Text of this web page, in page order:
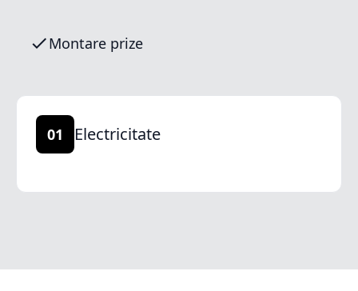
Montare prize
01 Electricitate